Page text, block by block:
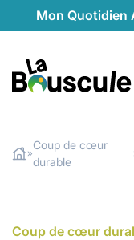
Mon Quotidien
beauté naturelle
Rechercher
»
Coup de cœur
durable
Coup de cœur